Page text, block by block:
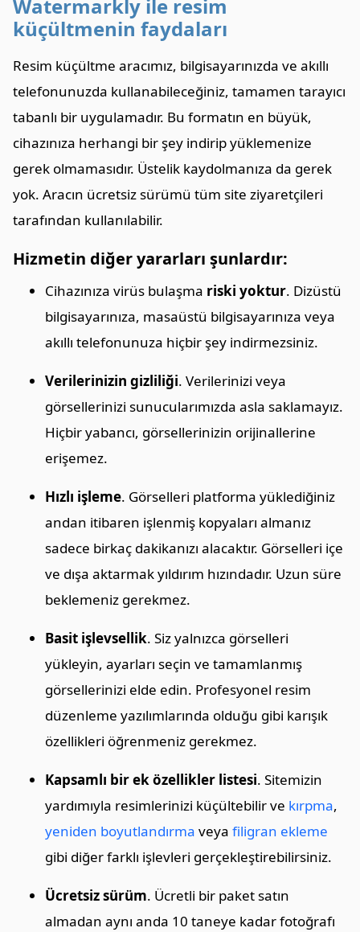
Watermarkly ile resim
küçültmenin faydaları
Resim küçültme aracımız, bilgisayarınızda ve akıllı
telefonunuzda kullanabileceğiniz, tamamen tarayıcı
tabanlı bir uygulamadır. Bu formatın en büyük,
cihazınıza herhangi bir şey indirip yüklemenize
gerek olmamasıdır. Üstelik kaydolmanıza da gerek
yok. Aracın ücretsiz sürümü tüm site ziyaretçileri
tarafından kullanılabilir.
Hizmetin diğer yararları şunlardır:
Cihazınıza virüs bulaşma riski yoktur. Dizüstü
bilgisayarınıza, masaüstü bilgisayarınıza veya
akıllı telefonunuza hiçbir şey indirmezsiniz.
Verilerinizin gizliliği. Verilerinizi veya
görsellerinizi sunucularımızda asla saklamayız.
Hiçbir yabancı, görsellerinizin orijinallerine
erişemez.
Hızlı işleme. Görselleri platforma yüklediğiniz
andan itibaren işlenmiş kopyaları almanız
sadece birkaç dakikanızı alacaktır. Görselleri içe
ve dışa aktarmak yıldırım hızındadır. Uzun süre
beklemeniz gerekmez.
Basit işlevsellik. Siz yalnızca görselleri
yükleyin, ayarları seçin ve tamamlanmış
görsellerinizi elde edin. Profesyonel resim
düzenleme yazılımlarında olduğu gibi karışık
özellikleri öğrenmeniz gerekmez.
Kapsamlı bir ek özellikler listesi. Sitemizin
yardımıyla resimlerinizi küçültebilir ve kırpma,
yeniden boyutlandırma veya filigran ekleme
gibi diğer farklı işlevleri gerçekleştirebilirsiniz.
Ücretsiz sürüm. Ücretli bir paket satın
almadan aynı anda 10 taneye kadar fotoğrafı